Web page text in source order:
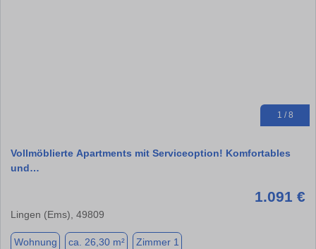
1 / 8
Vollmöblierte Apartments mit Serviceoption! Komfortables
und…
1.091 €
Lingen (Ems), 49809
Wohnung ca. 26,30 m² Zimmer 1